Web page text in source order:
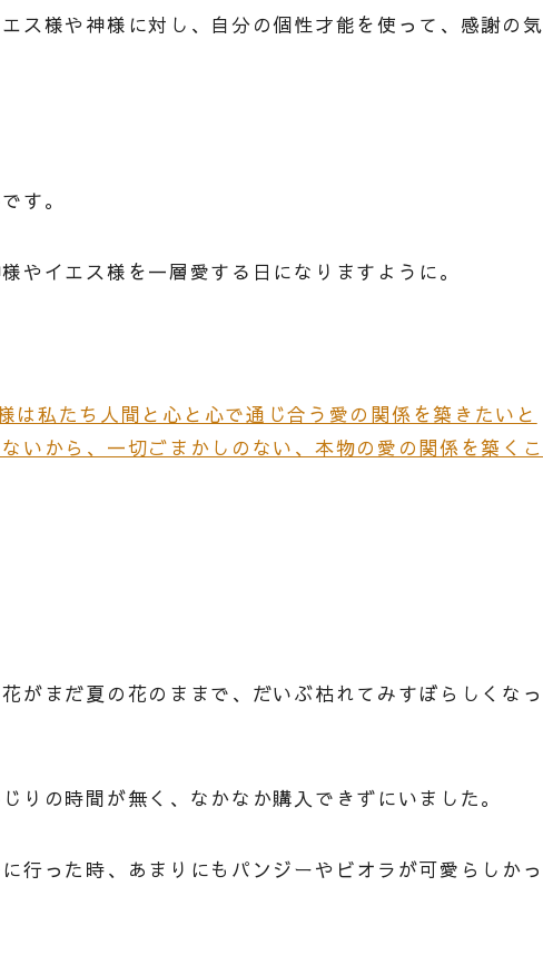
ス様や神様に対し、自分の個性才能を使って、感謝の気
す。
やイエス様を一層愛する日になりますように。
私たち人間と心と心で通じ合う愛の関係を築きたいと
いから、一切ごまかしのない、本物の愛の関係を築くこ
がまだ夏の花のままで、だいぶ枯れてみすぼらしくなっ
りの時間が無く、なかなか購入できずにいました。
行った時、あまりにもパンジーやビオラが可愛らしかっ